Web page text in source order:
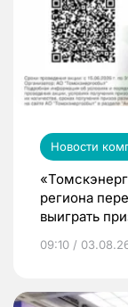
Новости
региона
выиграть
09:10 /